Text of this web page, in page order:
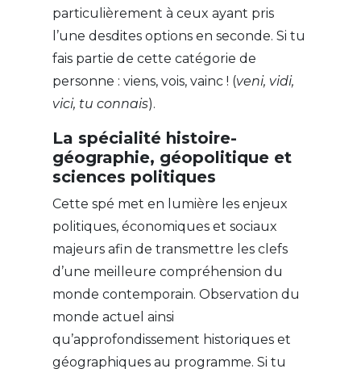
particulièrement à ceux ayant pris
l’une desdites options en seconde. Si tu
fais partie de cette catégorie de
personne : viens, vois, vainc ! (veni, vidi,
vici, tu connais).
La spécialité histoire-
géographie, géopolitique et
sciences politiques
Cette spé met en lumière les enjeux
politiques, économiques et sociaux
majeurs afin de transmettre les clefs
d’une meilleure compréhension du
monde contemporain. Observation du
monde actuel ainsi
qu’approfondissement historiques et
géographiques au programme. Si tu